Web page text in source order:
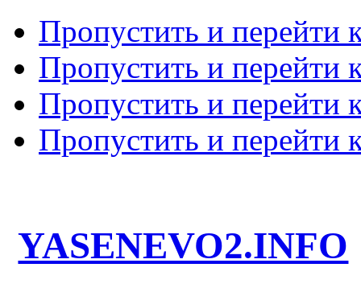
Пропустить и перейти
Пропустить и перейти
Пропустить и перейти
Пропустить и перейти
YASENEVO2.INFO